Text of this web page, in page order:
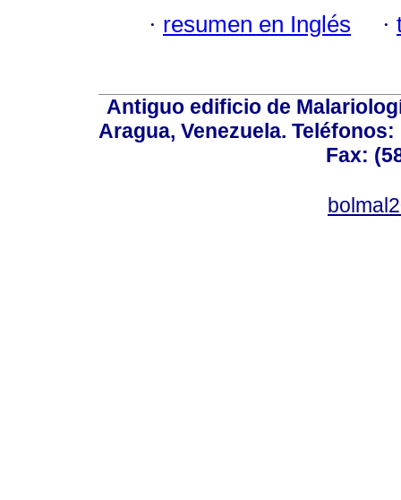
· resumen en Inglés ·
Antiguo edificio de
Aragua, Venezuela. Teléfonos:
Fax: